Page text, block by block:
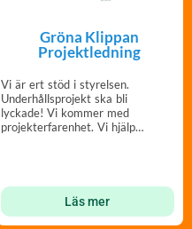
Gröna Klippan
Projektledning
Vi är ert stöd i styrelsen.
Underhållsprojekt ska bli
lyckade! Vi kommer med
projekterfarenhet. Vi hjälper
Läs mer